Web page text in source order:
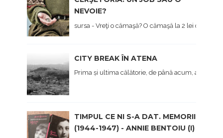
NEVOIE?
sursa - Vreţi o cămaşă? O cămaşă la 2 lei dau... -
CITY BREAK ÎN ATENA
Prima și ultima călătorie, de până acum, a
TIMPUL CE NI S-A DAT. MEMORII
(1944-1947) - ANNIE BENTOIU (I)